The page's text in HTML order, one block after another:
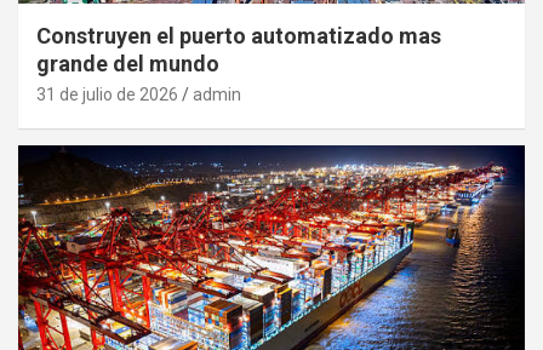
Construyen el puerto automatizado mas
grande del mundo
31 de julio de 2026 admin